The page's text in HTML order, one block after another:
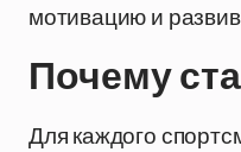
мотивацию и
Почему
Для каждого